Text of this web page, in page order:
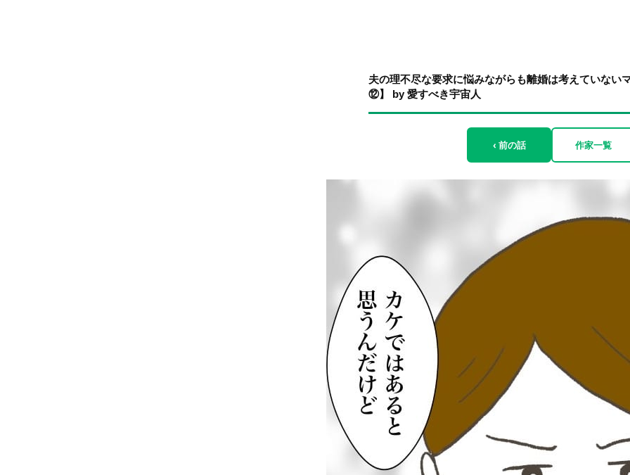
夫の理不尽な要求に悩みながらも離婚は考えていな
⑫】 by 愛すべき宇宙人
‹ 前の話 作家一覧